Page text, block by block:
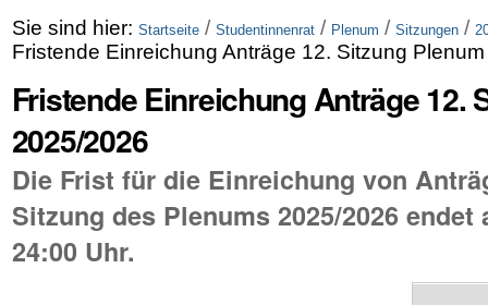
Sie sind hier: Startseite / Studentinnenrat / Plenum / Sitzungen /
Fristende Einreichung Anträge 12. Sitzung
Fristende Einreichung Anträge 12.
2025/2026
Die Frist für die Einreichung von
Sitzung des Plenums 2025/2026 endet
24:00 Uhr.